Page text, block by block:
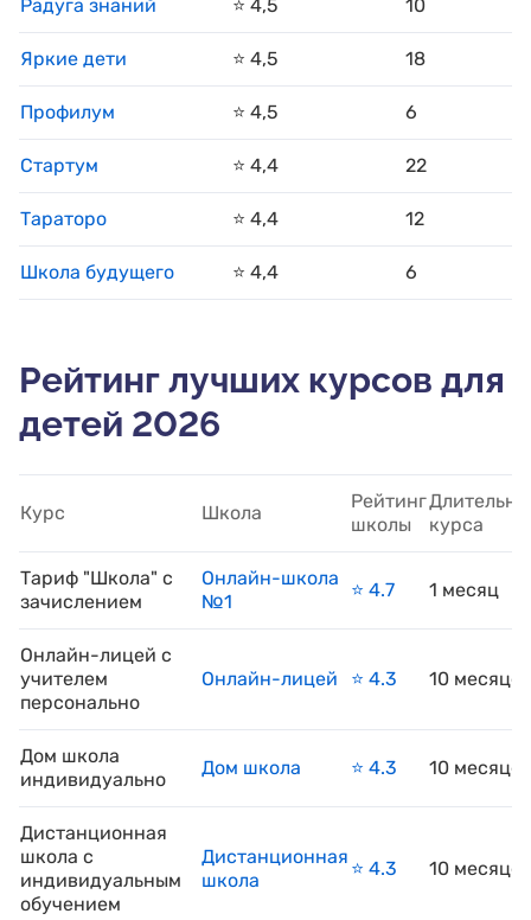
Радуга знаний ⭐️ 4,5 10
Яркие дети ⭐️ 4,5 18
Профилум ⭐️ 4,5 6
Стартум ⭐️ 4,4 22
Тараторо ⭐️ 4,4 12
Школа будущего ⭐️ 4,4 6
Рейтинг лучших курсов для
детей 2026
Курс Школа
Рейтинг
школы
курса
Тариф "Школа" с
зачислением
Онлайн-школа
№1
⭐️ 4.7 1 месяц
Онлайн-лицей с
учителем
персонально
Онлайн-лицей ⭐️ 4.3 10 месяцев
Дом школа
индивидуально
Дом школа ⭐️ 4.3 10 месяцев
Дистанционная
школа с
индивидуальным
обучением
Дистанционная
школа
⭐️ 4.3 10 месяцев